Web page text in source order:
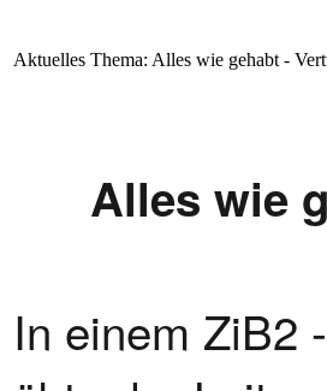
Aktuelles Thema: Alles wie gehabt -
Alles wie
In einem ZiB2